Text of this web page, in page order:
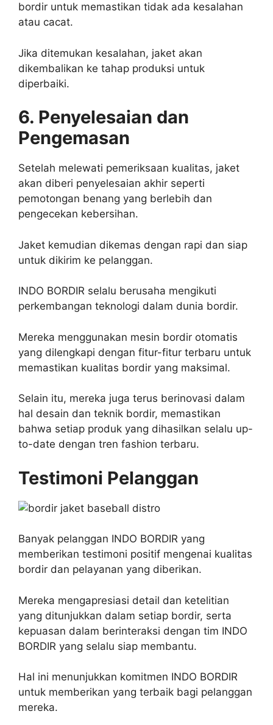
bordir untuk memastikan tidak ada kesalahan
atau cacat.
Jika ditemukan kesalahan, jaket akan
dikembalikan ke tahap produksi untuk
diperbaiki.
6. Penyelesaian dan
Pengemasan
Setelah melewati pemeriksaan kualitas, jaket
akan diberi penyelesaian akhir seperti
pemotongan benang yang berlebih dan
pengecekan kebersihan.
Jaket kemudian dikemas dengan rapi dan siap
untuk dikirim ke pelanggan.
INDO BORDIR selalu berusaha mengikuti
perkembangan teknologi dalam dunia bordir.
Mereka menggunakan mesin bordir otomatis
yang dilengkapi dengan fitur-fitur terbaru untuk
memastikan kualitas bordir yang maksimal.
Selain itu, mereka juga terus berinovasi dalam
hal desain dan teknik bordir, memastikan
bahwa setiap produk yang dihasilkan selalu up-
to-date dengan tren fashion terbaru.
Testimoni Pelanggan
Banyak pelanggan INDO BORDIR yang
memberikan testimoni positif mengenai kualitas
bordir dan pelayanan yang diberikan.
Mereka mengapresiasi detail dan ketelitian
yang ditunjukkan dalam setiap bordir, serta
kepuasan dalam berinteraksi dengan tim INDO
BORDIR yang selalu siap membantu.
Hal ini menunjukkan komitmen INDO BORDIR
untuk memberikan yang terbaik bagi pelanggan
mereka.